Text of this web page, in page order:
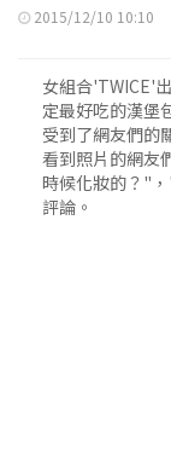
2015/12/10 10:10
女組合'TWICE'
定最好吃的漢堡
受到了網友們的
看到照片的網友
時候化妝的？"
評論。